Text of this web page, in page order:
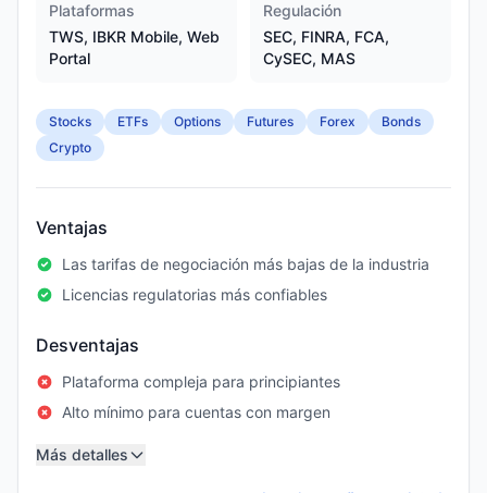
Plataformas
TWS, IBKR Mobile, Web
Portal
Regulación
SEC, FINRA, FCA,
CySEC, MAS
Stocks ETFs Options Futures Forex
Bonds
Crypto
Ventajas
Las tarifas de negociación más bajas de la industria
Licencias regulatorias más confiables
Desventajas
Plataforma compleja para principiantes
Alto mínimo para cuentas con margen
Más detalles